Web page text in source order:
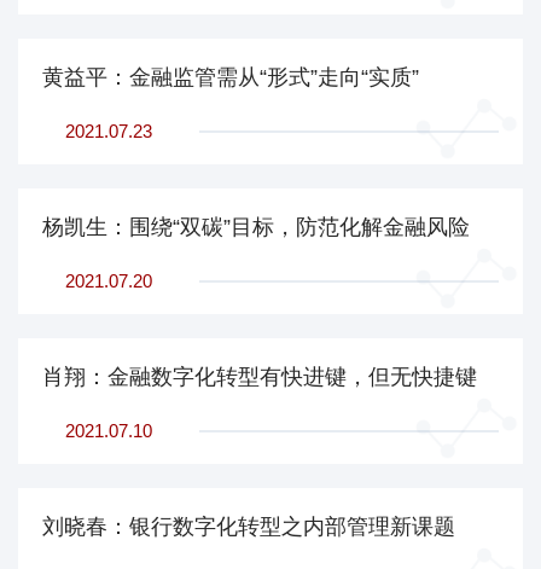
黄益平：金融监管需从“形式”走向“实质”
2021.07.23
杨凯生：围绕“双碳”目标，防范化解金融风险
2021.07.20
肖翔：金融数字化转型有快进键，但无快捷键
2021.07.10
刘晓春：银行数字化转型之内部管理新课题